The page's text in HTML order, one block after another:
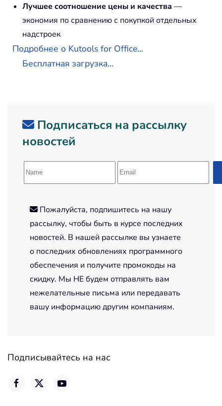
Лучшее соотношение цены и качества —
экономия по сравнению с покупкой отдельных
надстроек
Подробнее о Kutools for Office...
Бесплатная загрузка...
Подписаться на рассылку
новостей
Пожалуйста, подпишитесь на нашу
рассылку, чтобы быть в курсе последних
новостей. В нашей рассылке вы узнаете
о последних обновлениях программного
обеспечения и получите промокоды на
скидку. Мы НЕ будем отправлять вам
нежелательные письма или передавать
вашу информацию другим компаниям.
Подписывайтесь на нас